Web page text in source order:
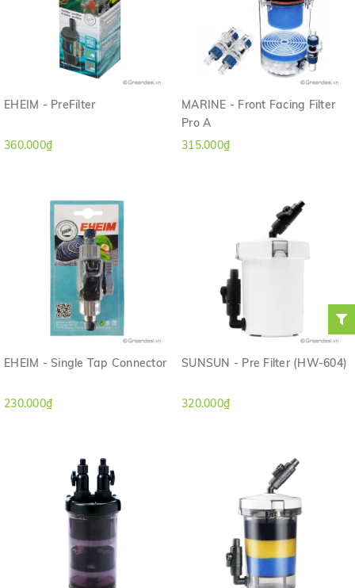
EHEIM - PreFilter
360.000₫
MARINE - Front Facing Filter
Pro A
315.000₫
EHEIM - Single Tap Connector
230.000₫
SUNSUN - Pre Filter (HW-604)
320.000₫